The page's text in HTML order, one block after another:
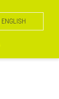
ENGLISH